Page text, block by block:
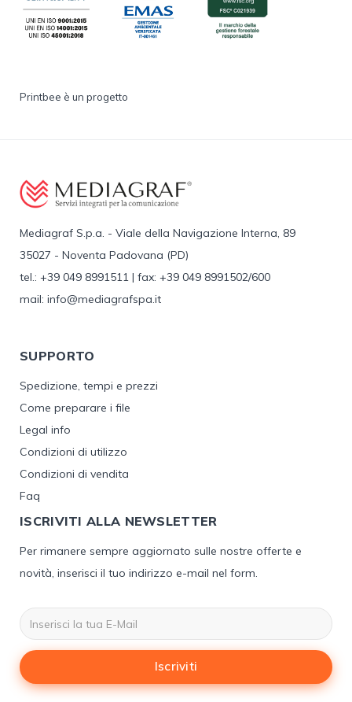
Printbee è un progetto
Mediagraf S.p.a. - Viale della Navigazione Interna, 89
35027 - Noventa Padovana (PD)
tel.: +39 049 8991511 | fax: +39 049 8991502/600
mail: info@mediagrafspa.it
SUPPORTO
Spedizione, tempi e prezzi
Come preparare i file
Legal info
Condizioni di utilizzo
Condizioni di vendita
Faq
ISCRIVITI ALLA NEWSLETTER
Per rimanere sempre aggiornato sulle nostre offerte e
novità, inserisci il tuo indirizzo e-mail nel form.
Iscriviti